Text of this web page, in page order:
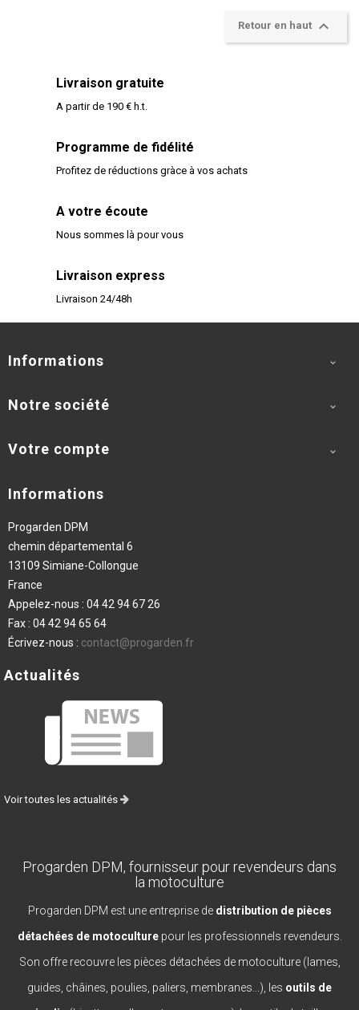
Retour en haut 
Livraison gratuite
A partir de 190 € h.t.
Programme de fidélité
Profitez de réductions gràce à vos achats
A votre écoute
Nous sommes là pour vous
Livraison express
Livraison 24/48h
Informations 
Notre société 
Votre compte 
Informations
Progarden DPM
chemin départemental 6
13109 Simiane-Collongue
France
Appelez-nous : 04 42 94 67 26
Fax : 04 42 94 65 64
Écrivez-nous : contact@progarden.fr
Actualités
Voir toutes les actualités
Progarden DPM, fournisseur pour revendeurs dans
la motoculture
Progarden DPM est une entreprise de distribution de pièces
détachées de motoculturepour les professionnels revendeurs.
Son offre recouvre les pièces détachées de motoculture (lames,
guides, châines, poulies, paliers, membranes...), les outils de